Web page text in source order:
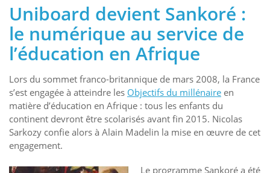
Uniboard devient Sankoré :
le numérique au service de
l’éducation en Afrique
Lors du sommet franco-britannique de mars 2008, la France
s’est engagée à atteindre les Objectifs du millénaire en
matière d’éducation en Afrique : tous les enfants du
continent devront être scolarisés avant fin 2015. Nicolas
Sarkozy confie alors à Alain Madelin la mise en œuvre de cet
engagement.
Le programme Sankoré a été